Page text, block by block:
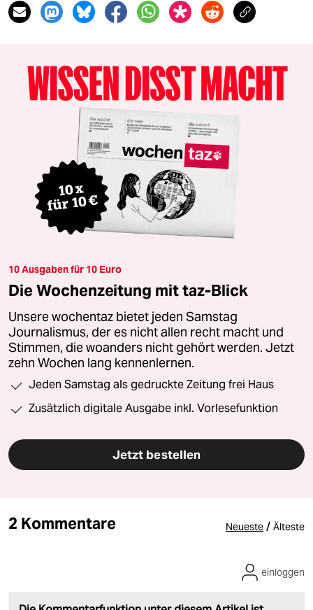
10 Ausgaben für 10 Euro
Die Wochenzeitung mit taz-Blick
Unsere wochentaz bietet jeden Samstag
Journalismus, der es nicht allen recht macht und
Stimmen, die woanders nicht gehört werden. Jetzt
zehn Wochen lang kennenlernen.
Jeden Samstag als gedruckte Zeitung frei Haus
Zusätzlich digitale Ausgabe inkl. Vorlesefunktion
Jetzt bestellen
2 Kommentare Neueste / Älteste
einloggen